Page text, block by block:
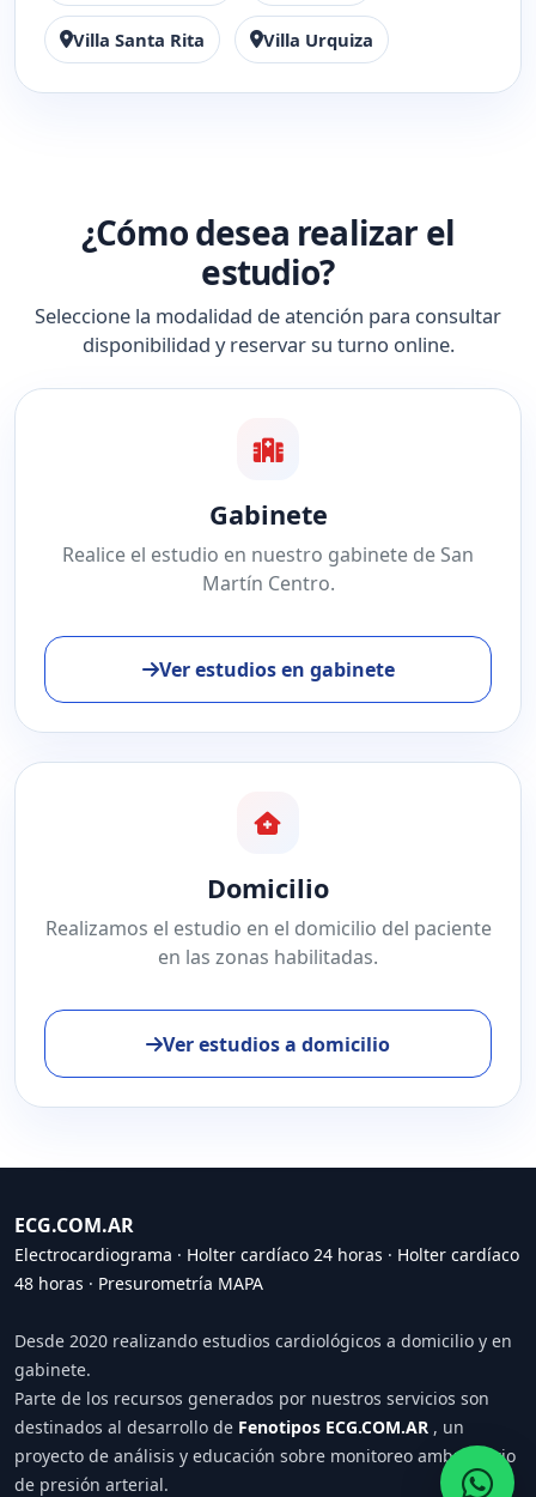
Villa Santa Rita Villa Urquiza
¿Cómo desea realizar el
estudio?
Seleccione la modalidad de atención para consultar
disponibilidad y reservar su turno online.
Gabinete
Realice el estudio en nuestro gabinete de San
Martín Centro.
Ver estudios en gabinete
Domicilio
Realizamos el estudio en el domicilio del paciente
en las zonas habilitadas.
Ver estudios a domicilio
ECG.COM.AR
Electrocardiograma · Holter cardíaco 24 horas · Holter cardíaco
48 horas · Presurometría MAPA
Desde 2020 realizando estudios cardiológicos a domicilio y en
gabinete.
Parte de los recursos generados por nuestros servicios son
destinados al desarrollo de Fenotipos ECG.COM.AR , un
proyecto de análisis y educación sobre monitoreo ambulatorio
de presión arterial.